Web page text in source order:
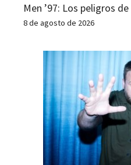
Men ’97: Los peligros
8 de agosto de 2026